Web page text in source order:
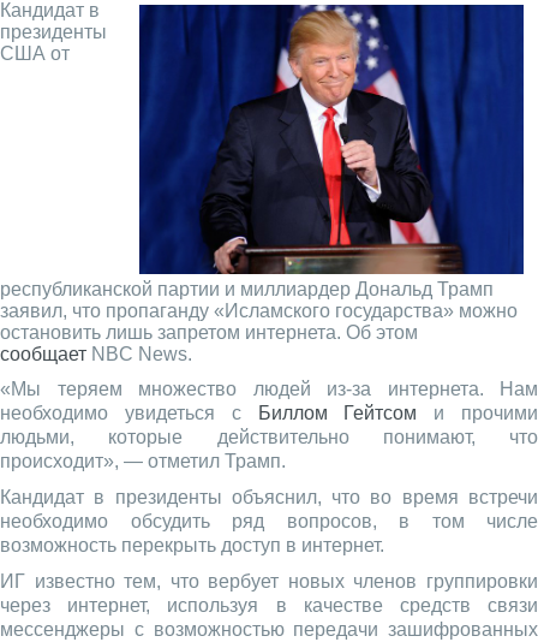
Кандидат в
президенты
США от
республиканской партии и миллиардер Дональд Трамп
заявил, что пропаганду «Исламского государства» можно
остановить лишь запретом интернета. Об этом
сообщает NBC News.
«Мы теряем множество людей из-за интернета. Нам
необходимо увидеться с
Биллом Гейтсом и прочими
людьми, которые действительно понимают, что
происходит», — отметил Трамп.
Кандидат в президенты объяснил, что во время встречи
необходимо обсудить ряд вопросов, в том числе
возможность перекрыть доступ в интернет.
ИГ известно тем, что вербует новых членов группировки
через интернет, используя в качестве средств связи
мессенджеры с возможностью передачи зашифрованных